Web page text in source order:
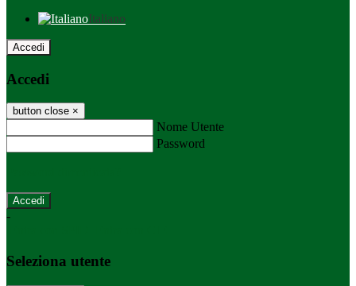
Italiano
Accedi
Accedi
button close ×
Nome Utente
Password
-
Seleziona utente